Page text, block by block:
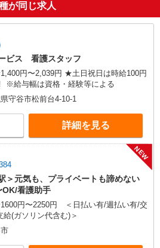
載期間終了
が同じ求人
ビス 看護スタッフ
円〜2,039円 ★土日祝日は時給100円
※給与幅は資格・経験等による
守谷市松前台4-10-1
詳細を見る
NEW
＞元気も、プライベートも諦めない
OK/看護助手
円〜2250円 ＜日払い有/週払い有/交
給(ガソリン代含む)＞